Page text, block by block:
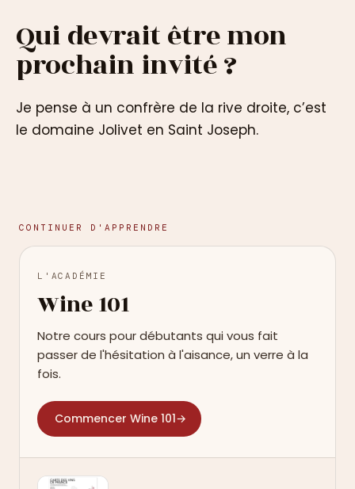
Qui devrait être mon
prochain invité ?
Je pense à un confrère de la rive droite, c’est
le domaine Jolivet en Saint Joseph.
CONTINUER D'APPRENDRE
L'ACADÉMIE
Wine 101
Notre cours pour débutants qui vous fait
passer de l'hésitation à l'aisance, un verre à la
fois.
Commencer Wine 101→